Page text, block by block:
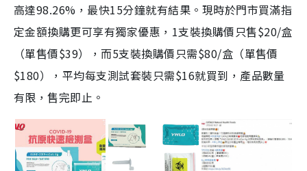
高達98.26%，最快15分鐘就有結果。現時於門市買滿指
定金額換購更可享有獨家優惠，1支裝換購價只售$20/盒
（單售價$39），而5支裝換購價只需$80/盒（單售價
$180），平均每支測試套裝只需$16就買到，產品數量
有限，售完即止。